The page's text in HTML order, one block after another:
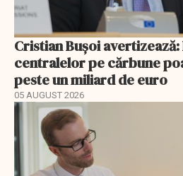
Cristian Bușoi
centralelor pe cărbune
peste un miliard de euro
05 AUGUST 2026